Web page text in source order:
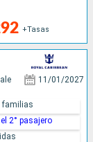
+Tasas
11/01/2027
familias
2° pasajero